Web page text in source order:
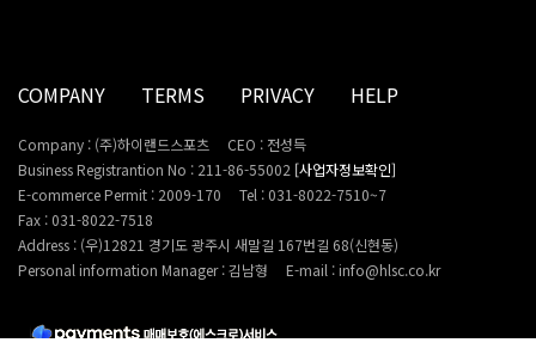
COMPANY TERMS PRIVACY HELP
Company : (주)하이랜드스포츠
CEO : 전성득
Business Registrantion No : 211-86-55002 [사업자정보확인]
E-commerce Permit : 2009-170
Tel : 031-8022-7510~7
Fax : 031-8022-7518
Address : (우)12821 경기도 광주시 새말길 167번길 68(신현동)
Personal information Manager : 김남형
E-mail : info@hlsc.co.kr